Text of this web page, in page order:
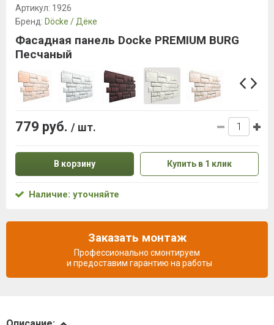
Артикул: 1926
Бренд: Döcke / Дёке
Фасадная панель Docke PREMIUM BURG
Песчаный
779 руб. / шт.
В корзину Купить в 1 клик
Наличие: уточняйте
Заказать монтаж
Профессионально смонтируем
и предоставим гарантию на работы